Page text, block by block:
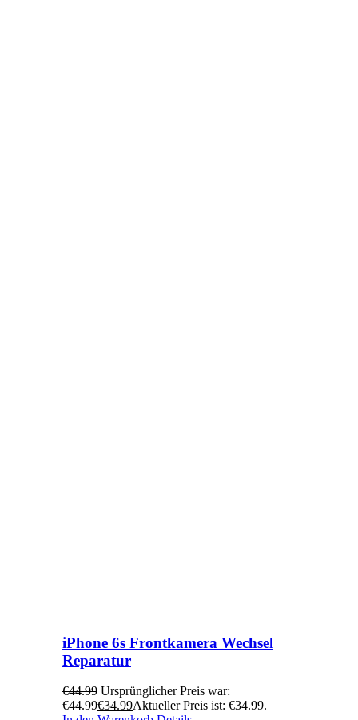
iPhone 6s Frontkamera Wechsel
Reparatur
€44.99 Ursprünglicher Preis war:
€44.99€34.99Aktueller Preis ist: €34.99.